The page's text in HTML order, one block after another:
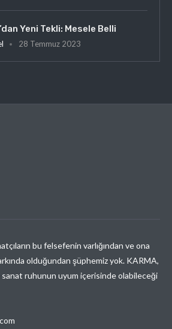
Yeni Tekli: Mesele Belli
28 Temmuz 2023
bu felsefenin varlığından ve ona
olduğundan şüphemiz yok. KARMA,
ruhunun uyum içerisinde olabileceği